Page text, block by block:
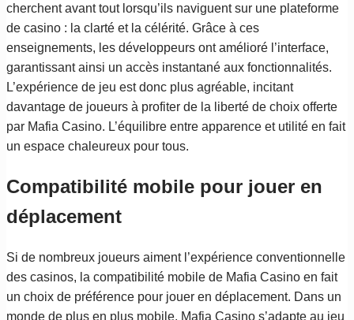
cherchent avant tout lorsqu’ils naviguent sur une plateforme
de casino : la clarté et la célérité. Grâce à ces
enseignements, les développeurs ont amélioré l’interface,
garantissant ainsi un accès instantané aux fonctionnalités.
L’expérience de jeu est donc plus agréable, incitant
davantage de joueurs à profiter de la liberté de choix offerte
par Mafia Casino. L’équilibre entre apparence et utilité en fait
un espace chaleureux pour tous.
Compatibilité mobile pour jouer en
déplacement
Si de nombreux joueurs aiment l’expérience conventionnelle
des casinos, la compatibilité mobile de Mafia Casino en fait
un choix de préférence pour jouer en déplacement. Dans un
monde de plus en plus mobile, Mafia Casino s’adapte au jeu